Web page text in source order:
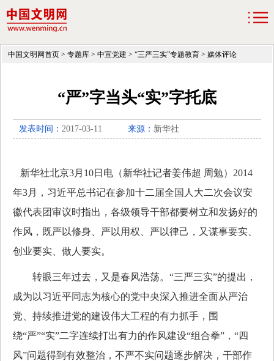
中国文明网首页 > 专题库 > 中宣党建 > “三严三实”专题教育 > 媒体评论
“严”字当头“实”字托底
发表时间： 2017-03-11 来源： 新华社
新华社北京3月10日电（新华社记者姜伟超 周勉）2014
年3月，习近平总书记在参加十二届全国人大二次会议安
徽代表团审议时指出，各级领导干部都要树立和发扬好的
作风，既严以修身、严以用权、严以律己，又谋事要实、
创业要实、做人要实。
转眼三年过去，又是春风浩荡。“三严三实”的提出，
成为以习近平同志为核心的党中央深入推进全面从严治
党、持续推进党的建设伟大工程的有力抓手，围
绕“严”“实”二字连续打出有力的作风建设“组合拳”，“四
风”问题得到有效整治，不严不实问题逐步解决，干部作